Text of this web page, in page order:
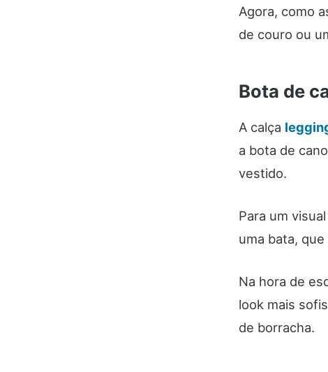
Agora, como
de couro ou
Bota de
A calça
a bota de
vestido.
Para um
uma bata,
Na hora de
look mais
de borracha.